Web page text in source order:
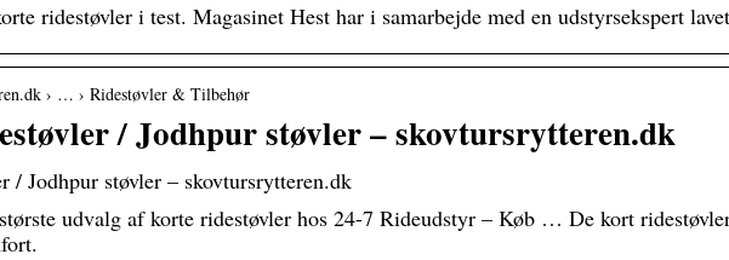
ridestøvler i test. Magasinet Hest har i samarbejde med en udstyrsekspert
› … › Ridestøvler & Tilbehør
/ Jodhpur støvler – skovtursrytteren.dk
/ Jodhpur støvler – skovtursrytteren.dk
udvalg af korte ridestøvler hos 24-7 Rideudstyr – Køb … De kort